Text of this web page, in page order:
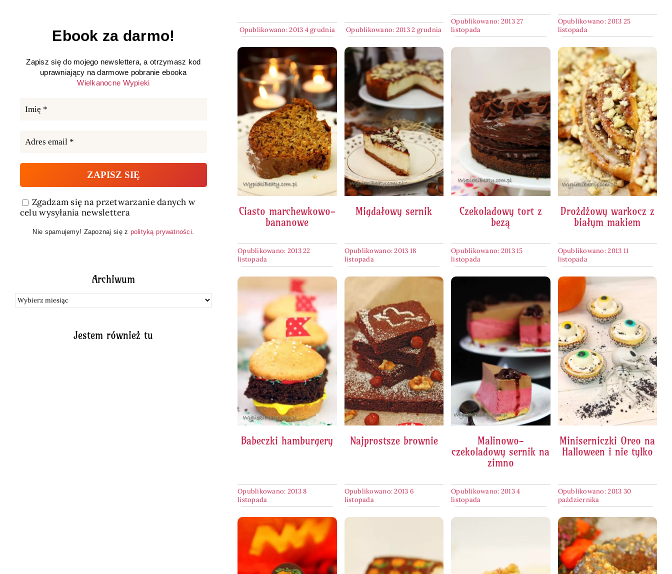
Ebook za darmo!
Zapisz się do mojego newslettera, a otrzymasz kod
uprawniający na darmowe pobranie ebooka
Wielkanocne Wypieki
Zgadzam się na przetwarzanie danych w
celu wysyłania newslettera
Nie spamujemy! Zapoznaj się z polityką prywatności
Archiwum
Archiwum
Jestem również tu
Opublikowano: 2013 4 grudnia Opublikowano: 2013 2 grudnia
Opublikowano: 2013 27
listopada
Opublikowano: 2013 25
listopada
Ciasto marchewkowo-
bananowe
Opublikowano: 2013 22
listopada
Migdałowy sernik
Opublikowano: 2013 18
listopada
Czekoladowy tort z
bezą
Opublikowano: 2013 15
listopada
Drożdżowy warkocz z
białym makiem
Opublikowano: 2013 11
listopada
Babeczki hamburgery
Opublikowano: 2013 8
listopada
Najprostsze brownie
Opublikowano: 2013 6
listopada
Malinowo-
czekoladowy sernik na
zimno
Opublikowano: 2013 4
listopada
Miniserniczki Oreo na
Halloween i nie tylko
Opublikowano: 2013 30
października